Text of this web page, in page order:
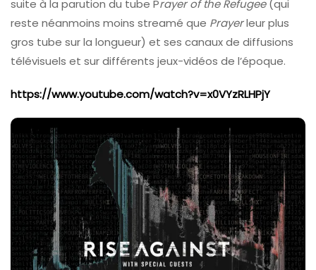
suite à la parution du tube Prayer of the Refugee(qui
reste néanmoins moins streamé que Prayerleur plus
gros tube sur la longueur) et ses canaux de diffusions
télévisuels et sur différents jeux-vidéos de l’époque.
https://www.youtube.com/watch?v=x0VYzRLHPjY